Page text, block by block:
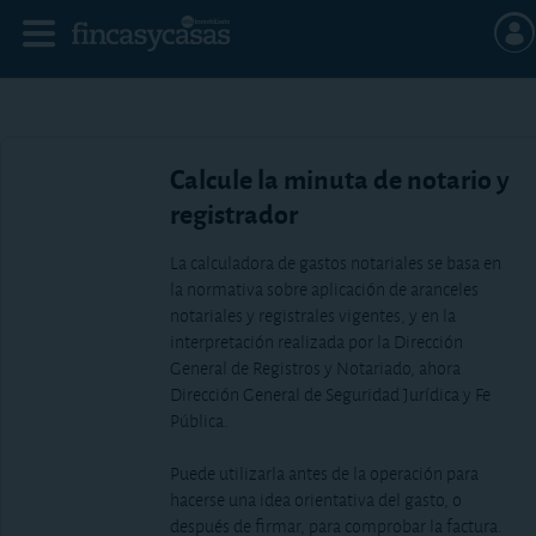
Calcule la minuta de notario y
registrador
La calculadora de gastos notariales se basa en
la normativa sobre aplicación de aranceles
notariales y registrales vigentes, y en la
interpretación realizada por la Dirección
General de Registros y Notariado, ahora
Dirección General de Seguridad Jurídica y Fe
Pública.
Puede utilizarla antes de la operación para
hacerse una idea orientativa del gasto, o
después de firmar, para comprobar la factura.